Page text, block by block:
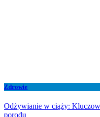
Zdrowie
Odżywianie w ciąży:
porodu